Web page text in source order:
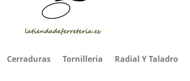
Cerraduras Tornilleria Radial Y Taladro